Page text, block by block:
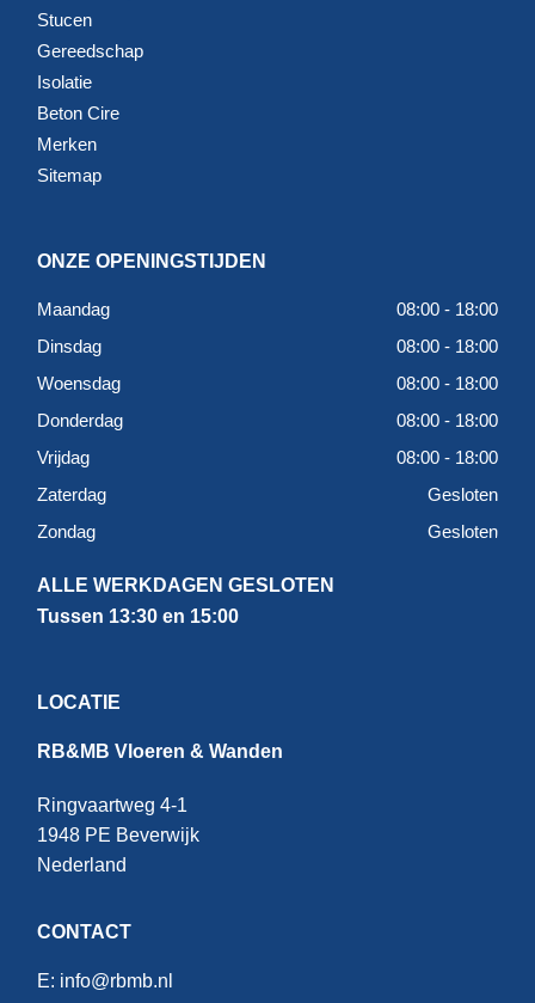
Stucen
Gereedschap
Isolatie
Beton Cire
Merken
Sitemap
ONZE OPENINGSTIJDEN
Maandag
08:00 - 18:00
Dinsdag
08:00 - 18:00
Woensdag
08:00 - 18:00
Donderdag
08:00 - 18:00
Vrijdag
08:00 - 18:00
Zaterdag
Gesloten
Zondag
Gesloten
ALLE WERKDAGEN GESLOTEN
Tussen 13:30 en 15:00
LOCATIE
RB&MB Vloeren & Wanden
Ringvaartweg 4-1
1948 PE Beverwijk
Nederland
CONTACT
E: info@rbmb.nl